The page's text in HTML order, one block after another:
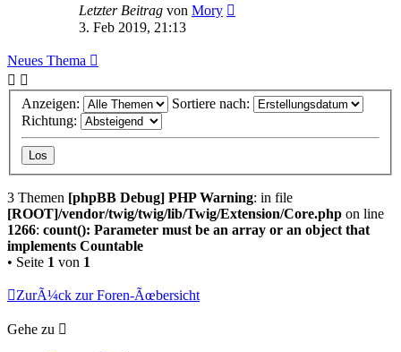
Letzter Beitrag von Mory
3. Feb 2019, 21:13
Neues Thema
Anzeigen:
Sortiere nach:
Richtung:
3 Themen [phpBB Debug] PHP Warning: in file
[ROOT]/vendor/twig/twig/lib/Twig/Extension/Core.php on line
1266: count(): Parameter must be an array or an object that
implements Countable
• Seite 1 von 1
ZurÃ¼ck zur Foren-Ãœbersicht
Gehe zu